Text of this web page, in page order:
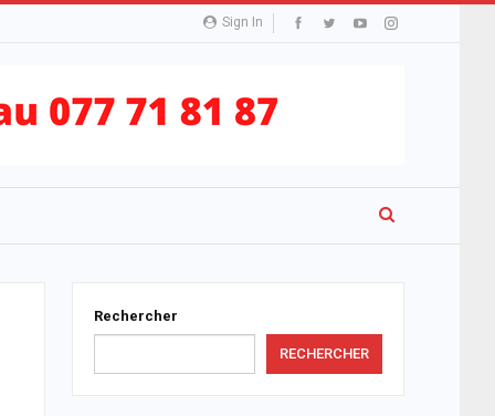
Sign In
Rechercher
RECHERCHER